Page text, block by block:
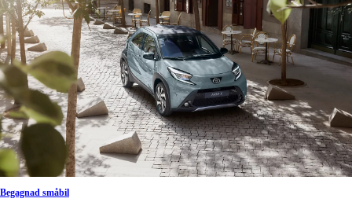
Begagnad småbil